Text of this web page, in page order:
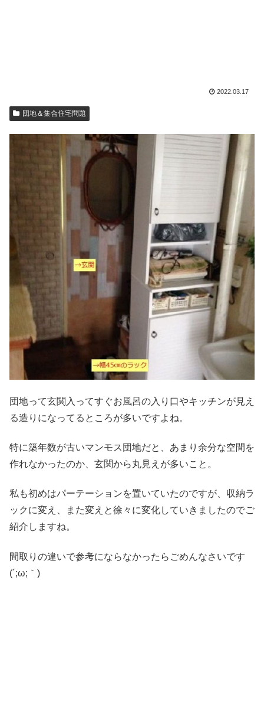
2022.03.17
団地＆集合住宅問題
団地って玄関入ってすぐお風呂の入り口やキッチンが見え
る造りになってるところが多いですよね。
特に築年数が古いマンモス団地だと、あまり余分な空間を
作れなかったのか、玄関から丸見えが多いこと。
私も初めはパーテーションを置いていたのですが、収納ラ
ックに変え、また変えと徐々に変化していきましたのでご
紹介しますね。
間取りの違いで参考にならなかったらごめんなさいです
(´;ω;｀)